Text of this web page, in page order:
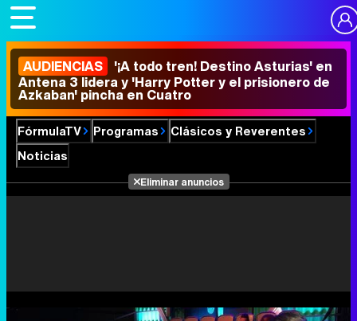
AUDIENCIAS '¡A todo tren! Destino Asturias' en
Antena 3 lidera y 'Harry Potter y el prisionero de
Azkaban' pincha en Cuatro
FórmulaTV Programas
Clásicos y Reverentes
Noticias
Eliminar anuncios